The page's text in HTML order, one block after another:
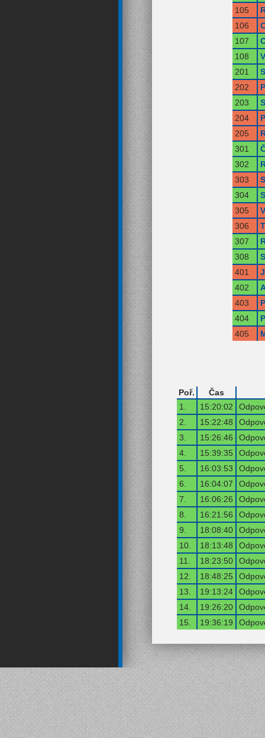
105
106
107
108
201
202
203
204
205
301
302
303
304
305
306
307
308
401
402
403
404
405
Poř.
Čas
1.
15:20:02
2.
15:22:48
3.
15:26:46
4.
15:39:35
5.
16:03:53
6.
16:04:07
7.
16:06:26
8.
16:21:56
9.
18:08:40
10.
18:13:48
11.
18:23:50
12.
18:48:25
13.
19:13:24
14.
19:26:20
15.
19:36:19